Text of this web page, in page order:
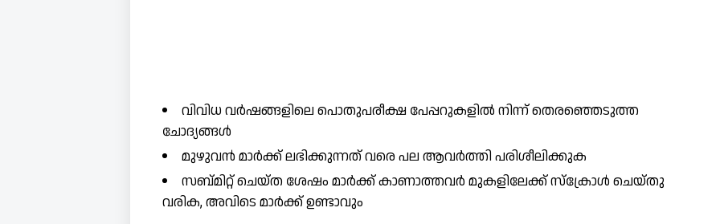
വിവിധ വർഷങ്ങളിലെ പൊതുപരീക്ഷ പേപ്പറുകളിൽ നിന്ന് തെരഞ്ഞെടുത്ത
ചോദ്യങ്ങൾ
മുഴുവൻ മാർക്ക് ലഭിക്കുന്നത് വരെ പല ആവർത്തി പരിശീലിക്കുക
സബ്മിറ്റ് ചെയ്ത ശേഷം മാർക്ക് കാണാത്തവർ മുകളിലേക്ക് സ്ക്രോൾ ചെയ്തു
വരിക, അവിടെ മാർക്ക് ഉണ്ടാവും